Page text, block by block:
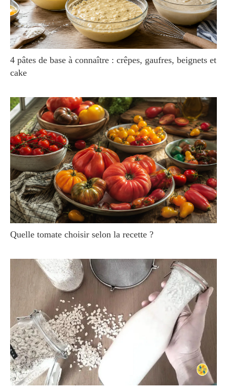
4 pâtes de base à connaître : crêpes, gaufres, beignets et
cake
Quelle tomate choisir selon la recette ?